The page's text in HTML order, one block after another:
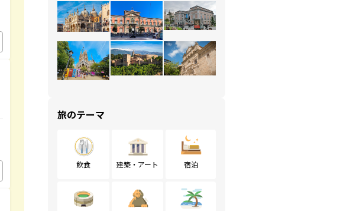
旅のテーマ
飲食 建築・アート 宿泊